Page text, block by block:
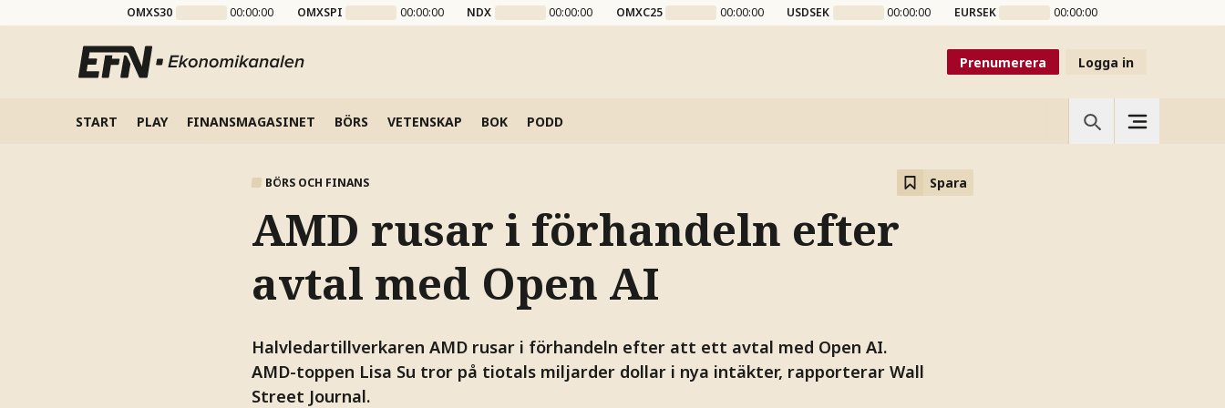
OMXS30 00:00:00 OMXSPI 00:00:00 NDX 00:00:00 OMXC25 00:00:00 USDSEK 00:00:00 EURSEK 00:00:00
Prenumerera Logga in
START PLAY FINANSMAGASINET BÖRS VETENSKAP BOK PODD
BÖRS OCH FINANS Spara
AMD rusar i förhandeln efter
avtal med Open AI
Halvledartillverkaren AMD rusar i förhandeln efter att ett avtal med Open AI.
AMD-toppen Lisa Su tror på tiotals miljarder dollar i nya intäkter, rapporterar Wall
Street Journal.